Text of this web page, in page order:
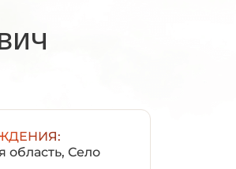
область, Село